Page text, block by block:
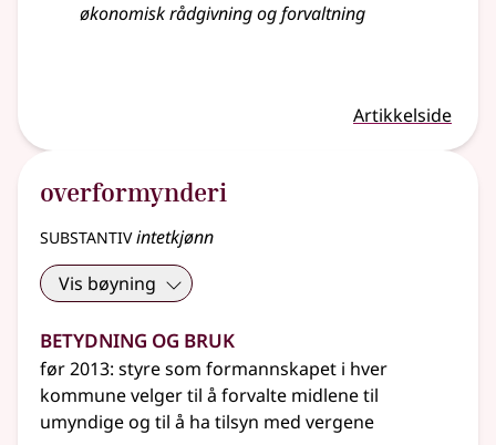
økonomisk rådgivning og forvaltning
Artikkelside
overformynderi
substantivintetkjønn
Vis bøyning
Betydning og bruk
før 2013: styre som formannskapet i hver
kommune velger til å forvalte midlene til
umyndige og til å ha tilsyn med vergene